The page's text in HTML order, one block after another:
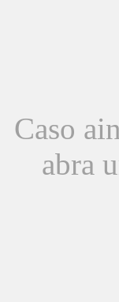
Caso
abra